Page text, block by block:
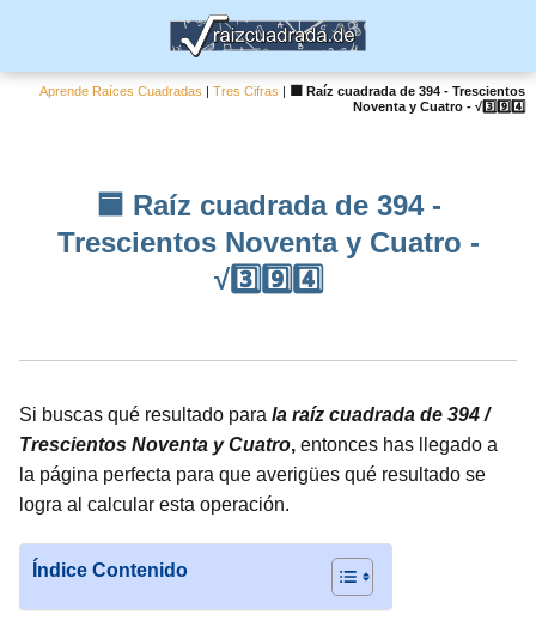
Aprende Raíces Cuadradas |Tres Cifras |
🟦 Raíz cuadrada de 394 - Trescientos
Noventa y Cuatro - √3️⃣9️⃣4️⃣
🟦 Raíz cuadrada de 394 -
Trescientos Noventa y Cuatro -
√3️⃣9️⃣4️⃣
Si buscas qué resultado para la raíz cuadrada de 394 /
Trescientos Noventa y Cuatro, entonces has llegado a
la página perfecta para que averigües qué resultado se
logra al calcular esta operación.
Índice Contenido